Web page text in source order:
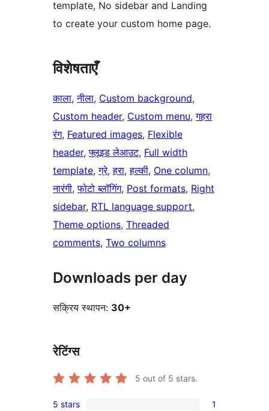
template, No sidebar and Landing
to create your custom home page.
विशेषताएँ
काला, नीला, Custom background
Custom header, Custom menu, गहरा
रंग, Featured images, Flexible
header, फ्लूइड लेआउट, Full width
template, ग्रे, हरा, हल्की, One column
नारंगी, फोटो ब्लॉगिंग, Post formats, Right
sidebar, RTL language support
Theme options, Threaded
comments, Two columns
Downloads per day
सक्रिय स्थापन: 30+
रेटिंग्स
5 out of 5 stars.
5 stars 1